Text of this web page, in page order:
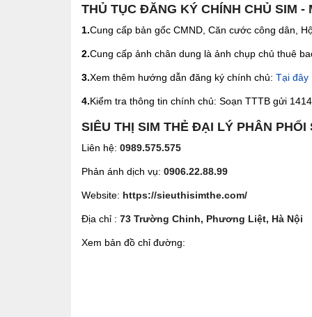
THỦ TỤC ĐĂNG KÝ CHÍNH CHỦ SIM -
1.Cung cấp bản gốc CMND, Căn cước công dân,
2.Cung cấp ảnh chân dung là ảnh chụp chủ thuê
3.Xem thêm hướng dẫn đăng ký chính chủ: Tại đây
4.Kiểm tra thông tin chính chủ: Soạn TTTB gửi
SIÊU THỊ SIM THẺ ĐẠI LÝ PHÂN PHỐI
Liên hệ: 0989.575.575
Phản ánh dịch vụ: 0906.22.88.99
Website: https://sieuthisimthe.com/
Địa chỉ : 73 Trường Chinh, Phương Liệt, Hà Nội
Xem bản đồ chỉ đường: